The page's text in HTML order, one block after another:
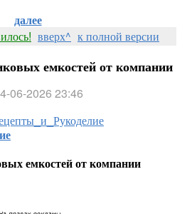
далее
вверх^ к полной версии
емкостей от компании
06-2026 23:46
емкостей от компании